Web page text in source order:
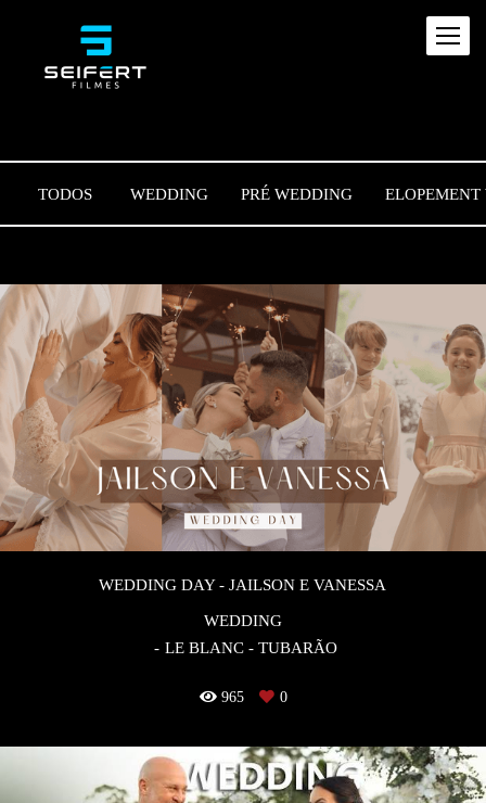
TODOS WEDDING PRÉ WEDDING
WEDDING DAY - JAILSON E VANESSA
WEDDING
LE BLANC - TUBARÃO
965 0